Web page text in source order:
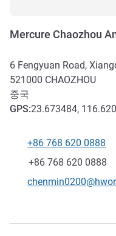
Mercure Chaozhou
6 Fengyuan Road,
521000 CHAOZHOU
중국
GPS:23.673484,
전화
+86 768 620 0888
팩스
+86 768 620 0888
E-mail